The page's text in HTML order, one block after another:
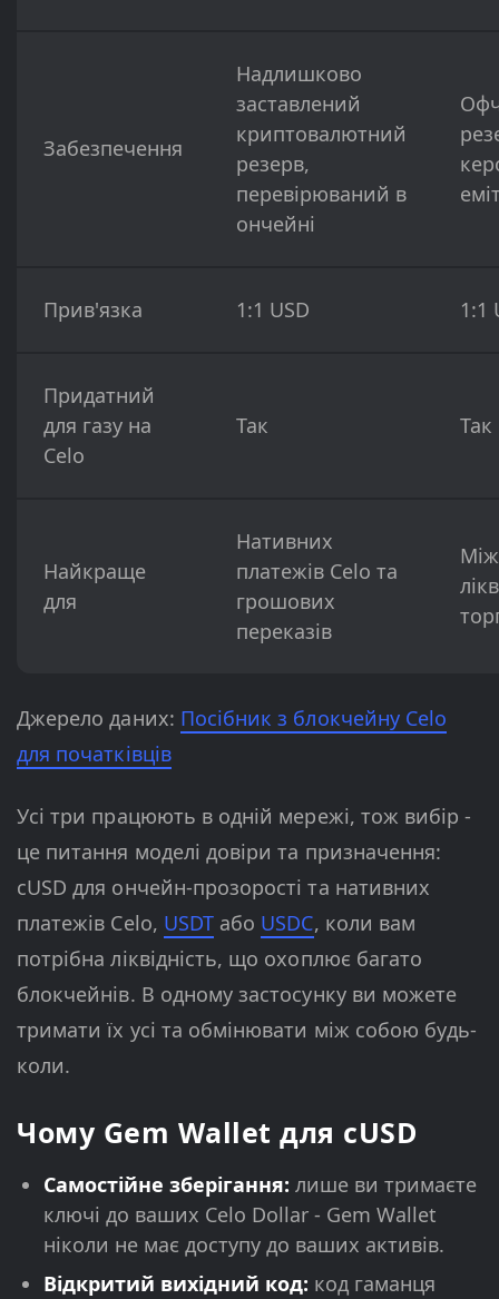
Забезпечення
Надлишково
заставлений
криптовалютний
резерв,
перевірюваний в
ончейні
Прив'язка 1:1 USD 1:1
Придатний
для газу на
Celo
Так Так
Найкраще
для
Нативних
платежів Celo та
грошових
переказів
Джерело даних: Посібник з блокчейну Celo
для початківців
Усі три працюють в одній мережі, тож вибір -
це питання моделі довіри та призначення:
cUSD для ончейн-прозорості та нативних
платежів Celo, USDT або USDC, коли вам
потрібна ліквідність, що охоплює багато
блокчейнів. В одному застосунку ви можете
тримати їх усі та обмінювати між собою будь-
коли.
Чому Gem Wallet для cUSD
Самостійне зберігання: лише ви тримаєте
ключі до ваших Celo Dollar - Gem Wallet
ніколи не має доступу до ваших активів.
Відкритий вихідний код: код гаманця